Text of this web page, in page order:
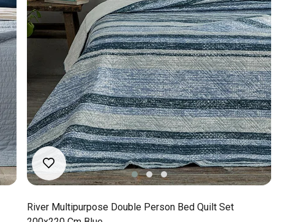
River Multipurpose Double Person Bed Quilt Set